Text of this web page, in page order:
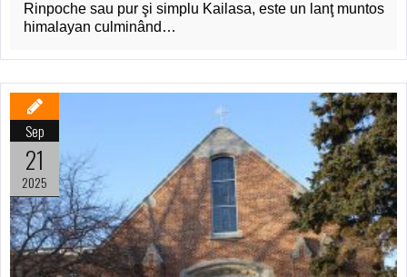
Rinpoche sau pur şi simplu Kailasa, este un lanţ muntos
himalayan culminând…
Sep
21
2025